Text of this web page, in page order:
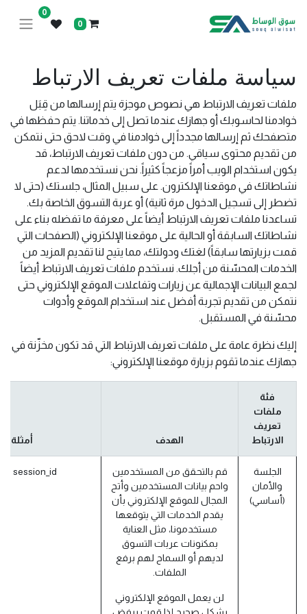
0
0
سياسة ملفات تعريف الارتباط
ملفات تعريف الارتباط هي نصوص موجزة يتم إرسالها من قِبَل
خوادمنا لحاسوبك أو جهازك عندما تصل إلى خدماتنا. يتم حفظها في
متصفحك ثم إرسالها مجدداً إلى خوادمنا في وقت لاحق حتى نتمكن
من تقديم محتوى سياقي. من دون ملفات تعريف الارتباط، قد
يكون استخدام الويب أمراً مزعجاً كثيراً. نحن نستخدمها لدعم
نشاطاتك في موقعنا الإلكترون. على سبيل المثال، جلستك (حتى لا
تضطر إلى تسجيل الدخول مرة ثانية) أو عربة التسوق الخاصة بك.
تساعدنا ملفات تعريف الارتباط أيضاً على معرفة ما تفضله بناء على
نشاطاتك السابقة أو الحالية على موقعنا الإلكتروني (الصفحات التي
قمت بزيارتها سابقاً) لغتك ودولتك، مما يتيح لنا تقديم المزيد من
الخدمات المحسّنة من أجلك. نستخدم ملفات تعريف الارتباط أيضاً
لجمع البيانات الإجمالية عن زيارات وتفاعلات الموقع الإلكتروني حتى
نتمكن من تقديم تجربة أفضل عند استخدام الموقع وأدوات
محسّنة في المستقبل.
إليك نظرة عامة على ملفات تعريف الارتباط التي قد تكون مخزّنة في
جهازك عندما تقوم بزيارة موقعنا الإلكتروني:
فئة
ملفات
تعريف
الارتباط
الهدف أمثلة
الجلسة
والأمان
(أساسي)
قم بالتحقق من المستخدمين
واحم بيانات المستخدمين وأتح
المجال للموقع الإلكتروني بأن
يقدم الخدمات التي يتوقعها
مستخدمونا، مثل العناية
بمكنونات عربات التسوق
لديهم أو السماح لهم برفع
الملفات.
لن يعمل الموقع الإلكتروني
session_id (أودو)